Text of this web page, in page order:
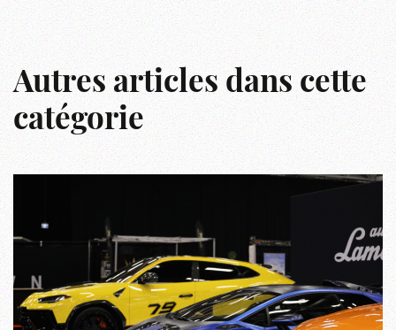
Autres articles dans cette
catégorie